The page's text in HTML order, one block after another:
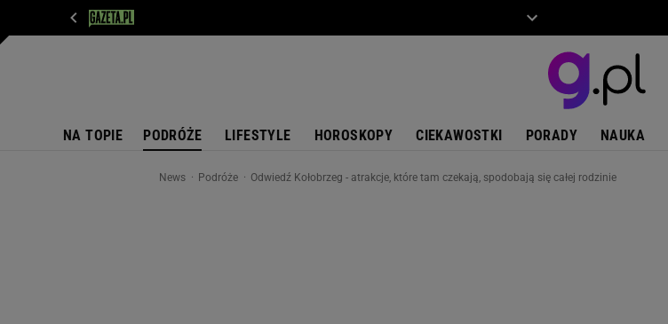
NA TOPIE PODRÓŻE LIFESTYLE HOROSKOPY CIEKAWOSTKI PORADY NAUKA
News Podróże Odwiedź Kołobrzeg - atrakcje, które tam czekają, spodobają się całej rodzinie